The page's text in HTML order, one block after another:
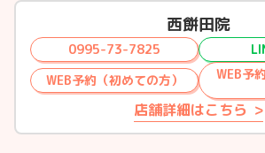
西餅田院
0995-73-7825
WEB予約（初めての方）
WEB予
店舗詳細はこちら